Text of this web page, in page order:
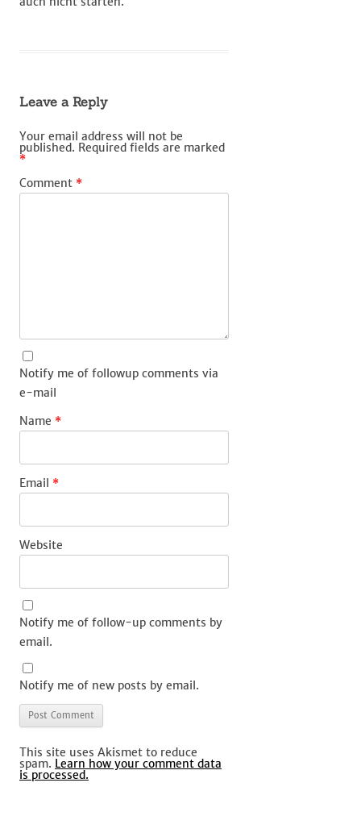
Leave a Reply
Your email address will not be
published. Required fields are marked
*
Comment *
Notify me of followup comments via
e-mail
Name *
Email *
Website
Notify me of follow-up comments by
email.
Notify me of new posts by email.
This site uses Akismet to reduce
spam. Learn how your comment data
is processed.